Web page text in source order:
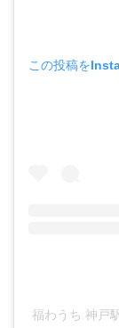
この投稿を
福わうち 神戸